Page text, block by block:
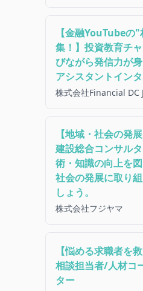
【金融YouTubeの
集！】投資教育チ
びながら発信力が
アシスタントインタ
株式会社Financial DC
【地域・社会の発
建設総合コンサル
術・知識の向上を
社会の発展に取り
しょう。
株式会社フジヤマ
【悩める求職者を
相談担当者/人材コ
ター